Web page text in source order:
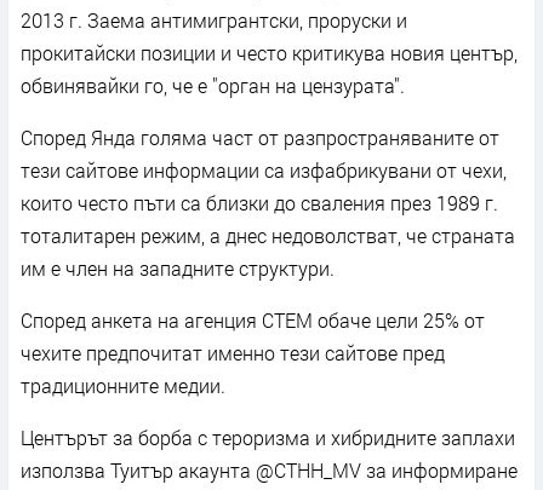
2013 г. Заема антимигрантски, проруски и
прокитайски позиции и често критикува новия център,
обвинявайки го, че е "орган на цензурата".
Според Янда голяма част от разпространяваните от
тези сайтове информации са изфабрикувани от чехи,
които често пъти са близки до сваления през 1989 г.
тоталитарен режим, а днес недоволстват, че страната
им е член на западните структури.
Според анкета на агенция СТЕМ обаче цели 25% от
чехите предпочитат именно тези сайтове пред
традиционните медии.
Центърът за борба с тероризма и хибридните заплахи
използва Туитър акаунта @CTHH_MV за информиране